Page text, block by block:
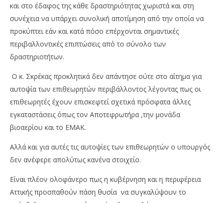
και στο έδαφος της κάθε δραστηριότητας χωριστά και στη
συνέχεια να υπάρχει συνολική αποτίµηση από την οποία να
προκύπτει εάν και κατά πόσο επέρχονται σηµαντικές
περιβαλλοντικές επιπτώσεις από το σύνολο των
δραστηριοτήτων.
Ο κ. Σκρέκας προκλητικά δεν απάντησε ούτε στο αίτημα για
αυτοψία των επιθεωρητών περιβάλλοντος λέγοντας πως οι
επιθεωρητές έχουν επισκεφτεί σχετικά πρόσφατα άλλες
εγκαταστάσεις όπως τον Αποτεφρωτήρα ,την μονάδα
βιοαερίου και το ΕΜΑΚ.
Αλλά και για αυτές τις αυτοψίες των επιθεωρητών ο υπουργός
δεν ανέφερε απολύτως κανένα στοιχείο.
Είναι πλέον ολοφάνερο πως η κυβέρνηση και η περιφέρεια
Αττικής προσπαθούν πάση θυσία να συγκαλύψουν το